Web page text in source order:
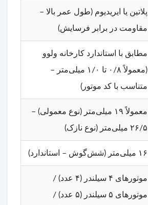
پلاتین یا ایریدیوم (طول عمر بالا –
مقاومت در برابر فرسایش)
مطابق با استاندارد کارخانه ولوو
(معمولاً ۰/۸ تا ۱/۰ میلی‌متر –
متناسب با کد موتور)
معمولاً ۱۹ میلی‌متر (نوع معمولی) –
۲۶/۵ میلی‌متر (نوع نازک)
۱۶ میلی‌متر (شش‌گوش – استاندارد)
موتورهای ۴ سیلندر (۴ عدد) /
موتورهای ۵ سیلندر (۵ عدد) /